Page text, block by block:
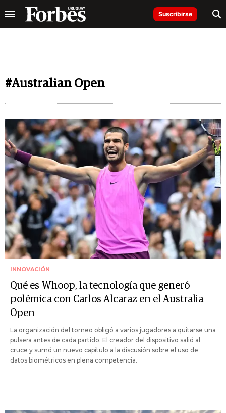
Suscribirse
#Australian Open
INNOVACIÓN
Qué es Whoop, la tecnología que generó
polémica con Carlos Alcaraz en el Australia
Open
La organización del torneo obligó a varios jugadores a quitarse una
pulsera antes de cada partido. El creador del dispositivo salió al
cruce y sumó un nuevo capítulo a la discusión sobre el uso de
datos biométricos en plena competencia.